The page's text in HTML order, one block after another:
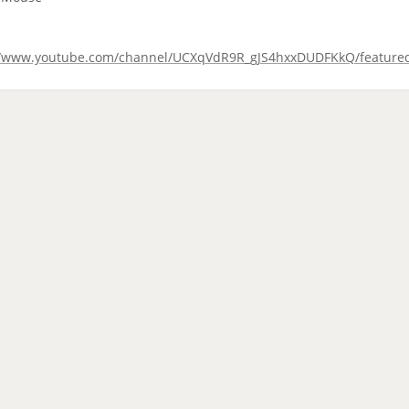
channel/UCXqVdR9R_gJS4hxxDUDFKkQ/